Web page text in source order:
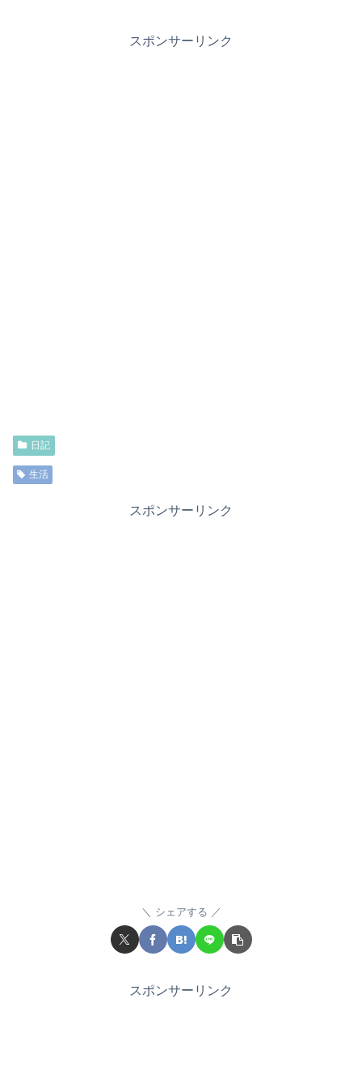
スポンサーリンク
日記
生活
スポンサーリンク
シェアする
スポンサーリンク